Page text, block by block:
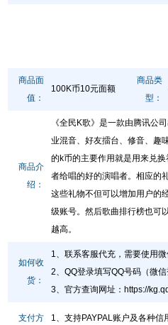
商品面
值：
100K币10元面额
商品类
型：
商品介
绍：
《全民K歌》是一款由腾讯公
业混音、好友擂台、修音、趣
的k币的主要作用就是用来兑
者给唱的好的演唱者。相应的
这些礼物不但可以增加用户的
级账号。然后歌曲排行榜也可
越高。
如何收
货：
1、联系客服代充，需要使用
2、QQ登录填写QQ号码（微信
3、官方查询网址 ： https://
支付方
1、支持PAYPAL账户及各种信